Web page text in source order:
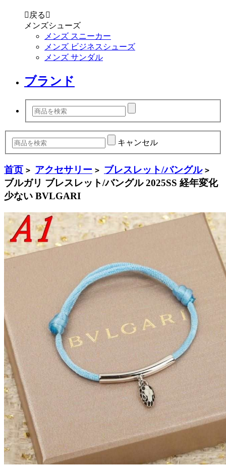
 戻る 
メンズシューズ
メンズ スニーカー
メンズ ビジネスシューズ
メンズ サンダル
ブランド
キャンセル
首页 > アクセサリー > ブレスレット/バングル >
ブルガリ ブレスレット/バングル 2025SS 経年変化
少ない BVLGARI